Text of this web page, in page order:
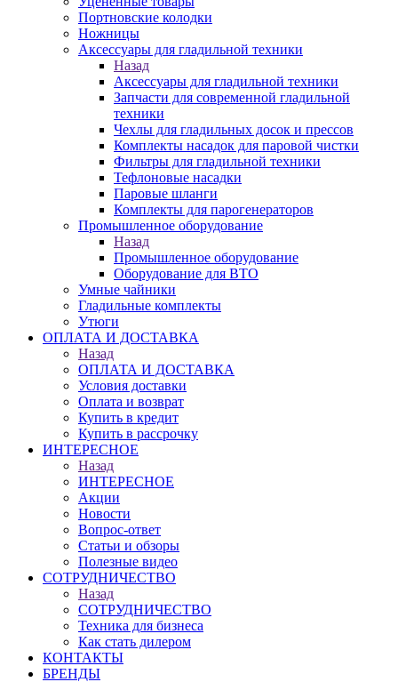
Портновские колодки
Ножницы
Аксессуары для гладильной техники
Назад
Аксессуары для гладильной техники
Запчасти для современной гладильной
техники
Чехлы для гладильных досок и прессов
Комплекты насадок для паровой чистки
Фильтры для гладильной техники
Тефлоновые насадки
Паровые шланги
Комплекты для парогенераторов
Промышленное оборудование
Назад
Промышленное оборудование
Оборудование для ВТО
Умные чайники
Гладильные комплекты
Утюги
ОПЛАТА И ДОСТАВКА
Назад
ОПЛАТА И ДОСТАВКА
Условия доставки
Оплата и возврат
Купить в кредит
Купить в рассрочку
ИНТЕРЕСНОЕ
Назад
ИНТЕРЕСНОЕ
Акции
Новости
Вопрос-ответ
Статьи и обзоры
Полезные видео
СОТРУДНИЧЕСТВО
Назад
СОТРУДНИЧЕСТВО
Техника для бизнеса
Как стать дилером
КОНТАКТЫ
БРЕНДЫ